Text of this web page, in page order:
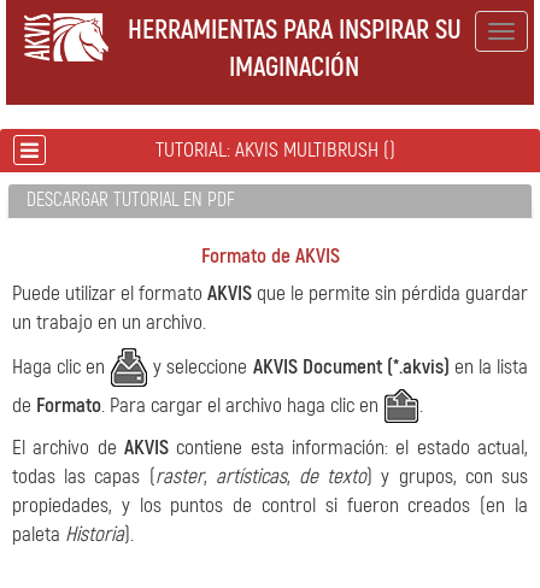
HERRAMIENTAS PARA INSPIRAR SU
IMAGINACIÓN
TUTORIAL: AKVIS MULTIBRUSH ()
DESCARGAR TUTORIAL EN PDF
Formato de AKVIS
Puede utilizar el formato AKVIS que le permite sin pérdida guardar
un trabajo en un archivo.
Haga clic en
y seleccione AKVIS Document (*.akvis) en la lista
de Formato. Para cargar el archivo haga clic en
.
El archivo de AKVIS contiene esta información: el estado actual,
todas las capas (raster, artísticas, de texto) y grupos, con sus
propiedades, y los puntos de control si fueron creados (en la
paleta Historia).